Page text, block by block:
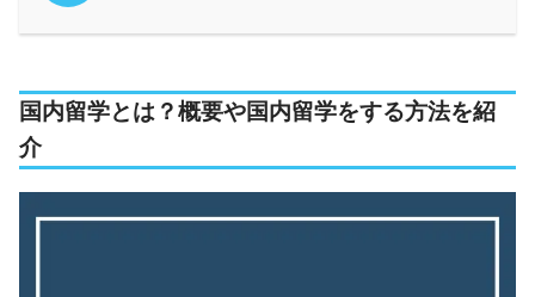
国内留学とは？概要や国内留学をする方法を紹
介